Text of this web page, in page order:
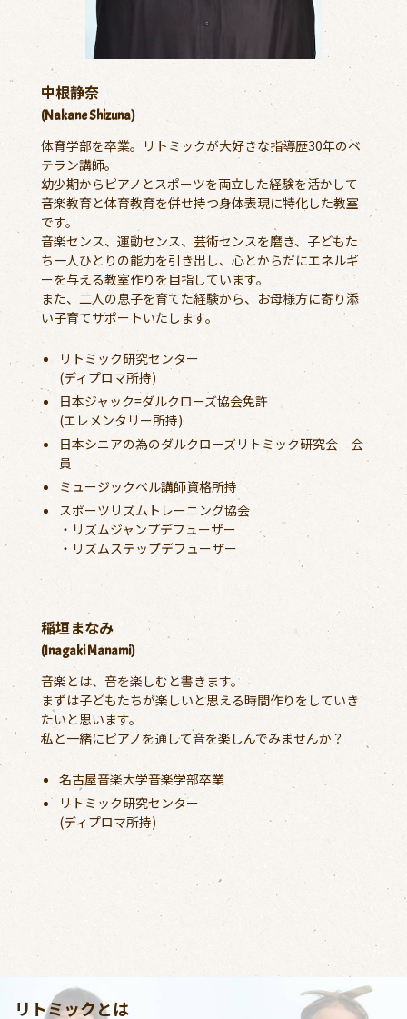
中根静奈
(Nakane Shizuna)
体育学部を卒業。リトミックが大好きな指導歴30年のベ
テラン講師。
幼少期からピアノとスポーツを両立した経験を活かして
音楽教育と体育教育を併せ持つ身体表現に特化した教室
です。
音楽センス、運動センス、芸術センスを磨き、子どもた
ち一人ひとりの能力を引き出し、心とからだにエネルギ
ーを与える教室作りを目指しています。
また、二人の息子を育てた経験から、お母様方に寄り添
い子育てサポートいたします。
リトミック研究センター
(ディプロマ所持)
日本ジャック=ダルクローズ協会免許
(エレメンタリー所持)
日本シニアの為のダルクローズリトミック研究会 会
員
ミュージックベル講師資格所持
スポーツリズムトレーニング協会
・リズムジャンプデフューザー
・リズムステップデフューザー
稲垣まなみ
(Inagaki Manami)
音楽とは、音を楽しむと書きます。
まずは子どもたちが楽しいと思える時間作りをしていき
たいと思います。
私と一緒にピアノを通して音を楽しんでみませんか？
名古屋音楽大学音楽学部卒業
リトミック研究センター
(ディプロマ所持)
リトミックとは